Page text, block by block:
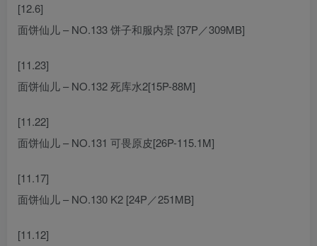
[12.6]
面饼仙儿 – NO.133 饼子和服内景 [37P／309MB]
[11.23]
面饼仙儿 – NO.132 死库水2[15P-88M]
[11.22]
面饼仙儿 – NO.131 可畏原皮[26P-115.1M]
[11.17]
面饼仙儿 – NO.130 K2 [24P／251MB]
[11.12]